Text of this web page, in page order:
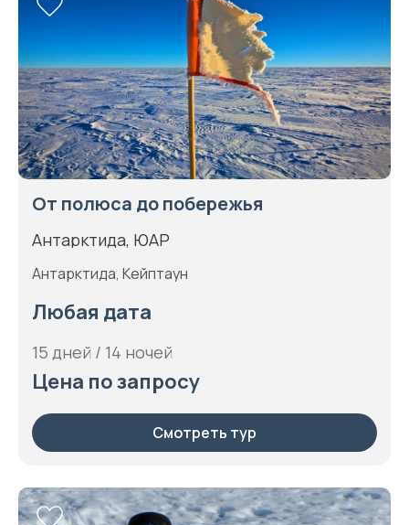
От полюса до побережья
Антарктида, ЮАР
Антарктида, Кейптаун
Любая дата
15 дней / 14 ночей
Цена по запросу
Смотреть тур